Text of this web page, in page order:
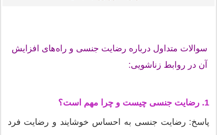
سوالات متداول درباره رضایت جنسی و راه‌های افزایش
آن در روابط زناشویی:
1. رضایت جنسی چیست و چرا مهم است؟
پاسخ: رضایت جنسی به احساس خوشایند و رضایت فرد